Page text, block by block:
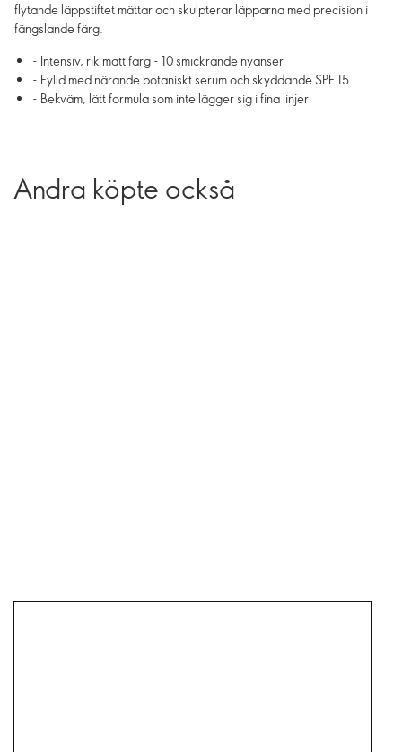
flytande läppstiftet mättar och skulpterar läpparna med precision i
fängslande färg.
- Intensiv, rik matt färg - 10 smickrande nyanser
- Fylld med närande botaniskt serum och skyddande SPF 15
- Bekväm, lätt formula som inte lägger sig i fina linjer
Andra köpte också